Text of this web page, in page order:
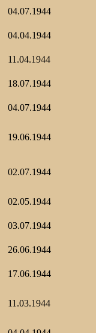
04.07.1944
04.04.1944
11.04.1944
18.07.1944
04.07.1944
19.06.1944
02.07.1944
02.05.1944
03.07.1944
26.06.1944
17.06.1944
11.03.1944